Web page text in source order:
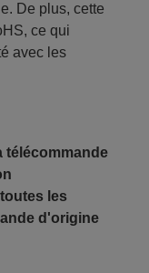
De plus, cette
ce qui
avec les
télécommande
les
d'origine